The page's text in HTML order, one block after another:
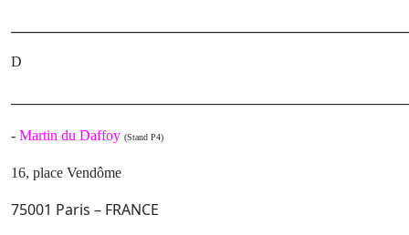
D
- Martin du Daffoy (Stand P4)
16, place Vendôme
75001 Paris – FRANCE